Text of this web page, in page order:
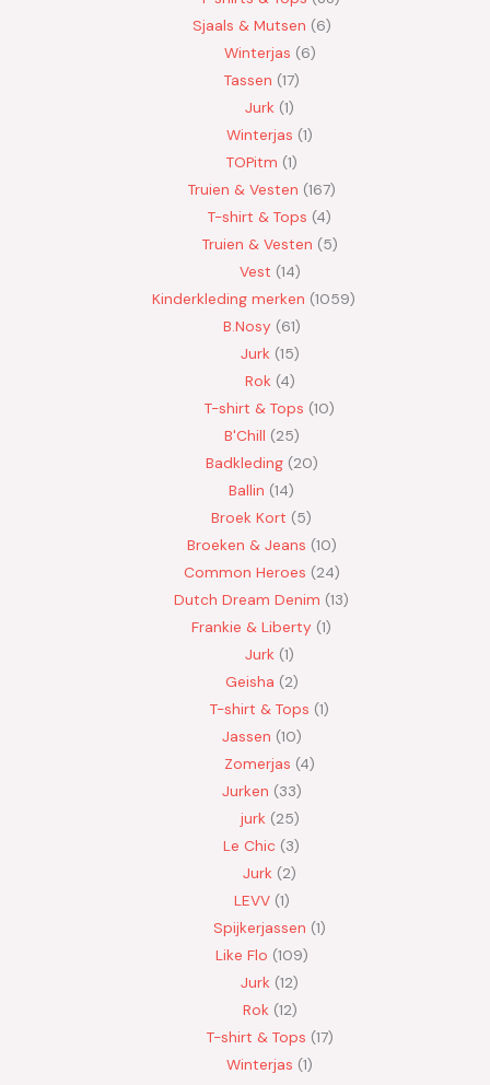
Sjaals & Mutsen 6
Winterjas 6
Tassen 17
Jurk 1
Winterjas 1
TOPitm 1
Truien & Vesten 167
T-shirt & Tops 4
Truien & Vesten 5
Vest 14
Kinderkleding merken 1059
B.Nosy 61
Jurk 15
Rok 4
T-shirt & Tops 10
B'Chill 25
Badkleding 20
Ballin 14
Broek Kort 5
Broeken & Jeans 10
Common Heroes 24
Dutch Dream Denim 13
Frankie & Liberty 1
Jurk 1
Geisha 2
T-shirt & Tops 1
Jassen 10
Zomerjas 4
Jurken 33
jurk 25
Le Chic 3
Jurk 2
LEVV 1
Spijkerjassen 1
Like Flo 109
Jurk 12
Rok 12
T-shirt & Tops 17
Winterjas 1